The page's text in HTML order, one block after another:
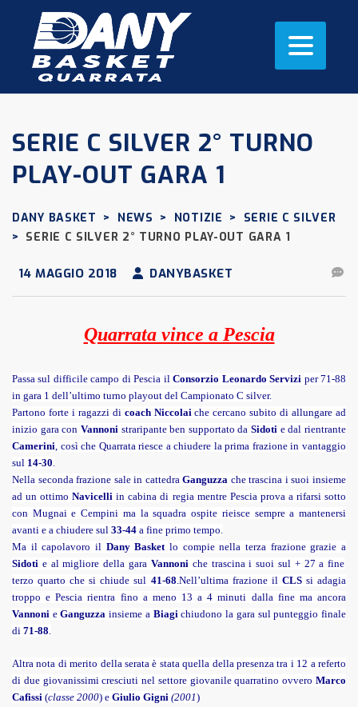
SERIE C SILVER 2° TURNO
PLAY-OUT GARA 1
DANY BASKET > NEWS > NOTIZIE >
SERIE C SILVER
> SERIE C SILVER 2° TURNO PLAY-OUT GARA 1
14 MAGGIO 2018 DANYBASKET
Quarrata vince a Pescia
Passa sul difficile campo di Pescia ilConsorzio Leonardo Servizi per 71-88
in gara 1 dell’ultimo turno playout del Campionato C silver.
Partono forte i ragazzi dicoach Niccolaiche cercano subito di allungare ad
inizio gara con Vannoni straripante ben supportato daSidoti e dal rientrante
Camerini, così che Quarrata riesce a chiudere la prima frazione in vantaggio
sul 14-30.
Nella seconda frazione sale in cattedraGanguzza che trascina i suoi insieme
ad un ottimoNavicelli in cabina di regia mentre Pescia prova a rifarsi sotto
con Mugnai e Cempini ma la squadra ospite rieisce sempre a mantenersi
avanti e a chiudere sul 33-44 a fine primo tempo.
Ma il capolavoro il Dany Basketlo compie nella terza frazione grazie a
Sidoti e al migliore della gara Vannoni che trascina i suoi sul + 27 a fine
terzo quarto che si chiude sul 41-68.Nell’ultima frazione il CLSsi adagia
troppo e Pescia rientra fino a meno 13 a 4 minuti dalla fine ma ancora
Vannoni eGanguzza insieme a Biagichiudono la gara sul punteggio finale
di 71-88.
Altra nota di merito della serata è stata quella della presenza tra i 12 a referto
di due giovanissimi cresciuti nel settore giovanile quarratino ovvero Marco
Cafissi (classe 2000) e Giulio Gigni (2001)